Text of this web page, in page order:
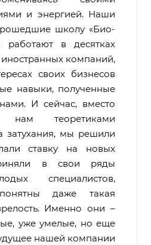
и энергией. Наши
школу «Био-
в десятках
компаний,
своих бизнесов
навыки, полученные
И сейчас, вместо
нам теоретиками
затухания, мы решили
ставку на новых
в свои ряды
специалистов,
даже такая
Именно они –
уже умелые, но еще
нашей компании